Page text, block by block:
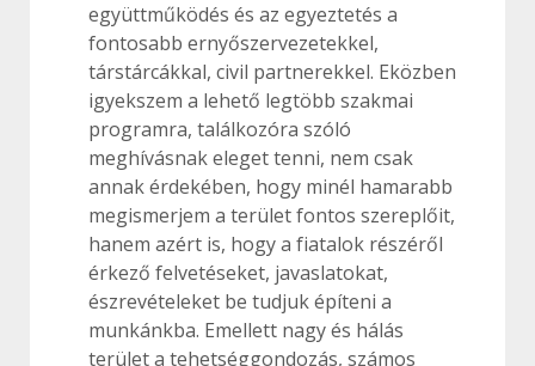
együttműködés és az egyeztetés a
fontosabb ernyőszervezetekkel,
társtárcákkal, civil partnerekkel. Eközben
igyekszem a lehető legtöbb szakmai
programra, találkozóra szóló
meghívásnak eleget tenni, nem csak
annak érdekében, hogy minél hamarabb
megismerjem a terület fontos szereplőit,
hanem azért is, hogy a fiatalok részéről
érkező felvetéseket, javaslatokat,
észrevételeket be tudjuk építeni a
munkánkba. Emellett nagy és hálás
terület a tehetséggondozás, számos